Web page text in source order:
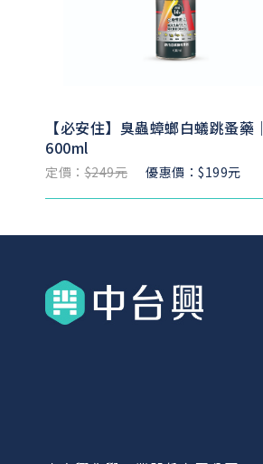
【必安住】臭蟲蟑螂白蟻跳蚤藥｜
600ml
定價：$249元 優惠價：$199元